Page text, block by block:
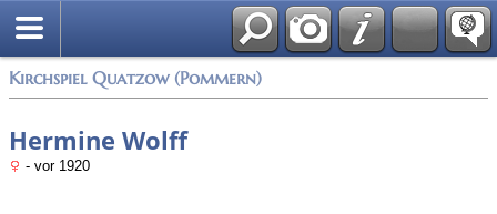
Kirchspiel Quatzow (Pommern)
Hermine Wolff
- vor 1920